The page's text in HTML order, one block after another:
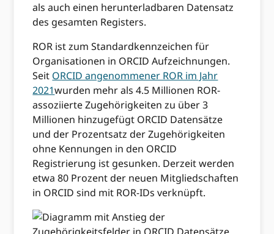
als auch einen herunterladbaren Datensatz
des gesamten Registers.
ROR ist zum Standardkennzeichen für
Organisationen in ORCID Aufzeichnungen.
Seit ORCID angenommener ROR im Jahr
2021wurden mehr als 4.5 Millionen ROR-
assoziierte Zugehörigkeiten zu über 3
Millionen hinzugefügt ORCID Datensätze
und der Prozentsatz der Zugehörigkeiten
ohne Kennungen in den ORCID
Registrierung ist gesunken. Derzeit werden
etwa 80 Prozent der neuen Mitgliedschaften
in ORCID sind mit ROR-IDs verknüpft.